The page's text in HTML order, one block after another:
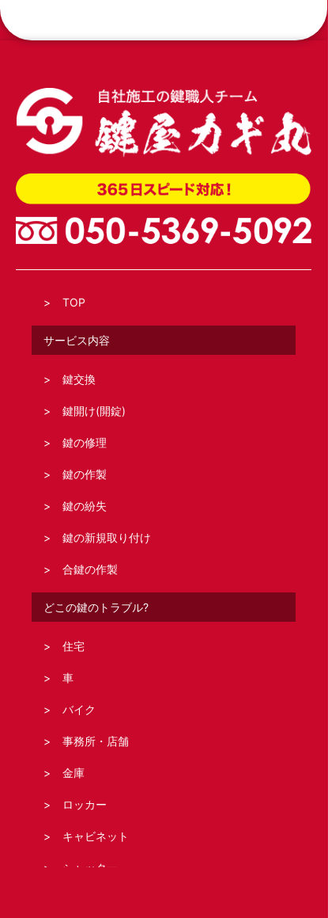
TOP
サービス内容
鍵交換
鍵開け(開錠)
鍵の修理
鍵の作製
鍵の紛失
鍵の新規取り付け
合鍵の作製
どこの鍵のトラブル?
住宅
車
バイク
事務所・店舗
金庫
ロッカー
キャビネット
シャッター